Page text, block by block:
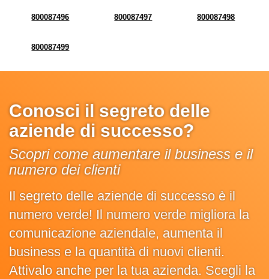
800087496 800087497 800087498
800087499
Conosci il segreto delle
aziende di successo?
Scopri come aumentare il business e il
numero dei clienti
Il segreto delle aziende di successo è il
numero verde! Il numero verde migliora la
comunicazione aziendale, aumenta il
business e la quantità di nuovi clienti.
Attivalo anche per la tua azienda. Scegli la